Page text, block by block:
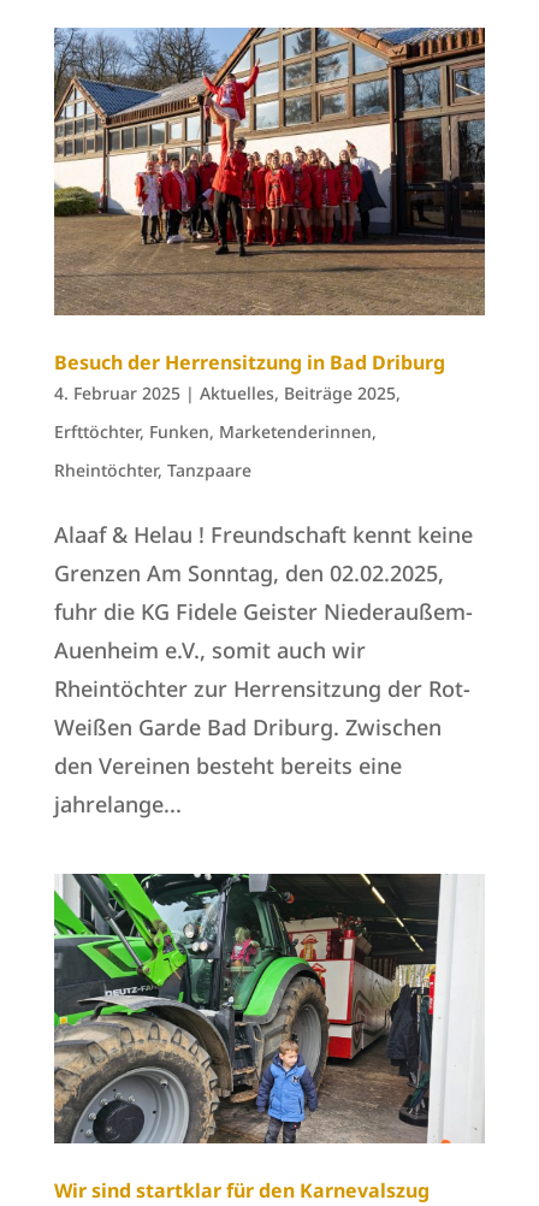
Besuch der Herrensitzung in Bad Driburg
4. Februar 2025| Aktuelles, Beiträge 2025,
Erfttöchter, Funken, Marketenderinnen,
Rheintöchter, Tanzpaare
Alaaf & Helau ! Freundschaft kennt keine
Grenzen Am Sonntag, den 02.02.2025,
fuhr die KG Fidele Geister Niederaußem-
Auenheim e.V., somit auch wir
Rheintöchter zur Herrensitzung der Rot-
Weißen Garde Bad Driburg. Zwischen
den Vereinen besteht bereits eine
jahrelange...
Wir sind startklar für den Karnevalszug